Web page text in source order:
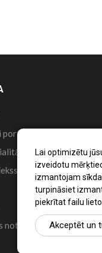
Lai optimizētu
izveidotu
izmantojam
turpināsiet
piekrītat failu
Akceptēt un
politika
noteikumi